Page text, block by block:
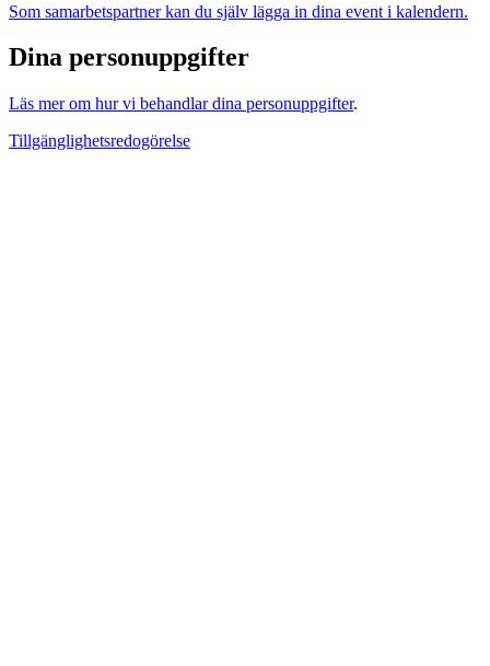
Som samarbetspartner kan du själv lägga in dina event i kalendern.
Dina personuppgifter
Läs mer om hur vi behandlar dina personuppgifter.
Tillgänglighetsredogörelse